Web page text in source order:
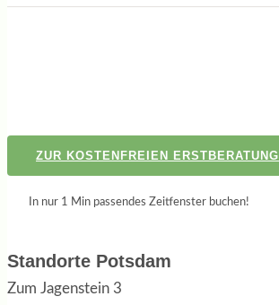
ZUR KOSTENFREIEN ERSTBERATUNG
In nur 1 Min passendes Zeitfenster buchen!
Standorte Potsdam
Zum Jagenstein 3